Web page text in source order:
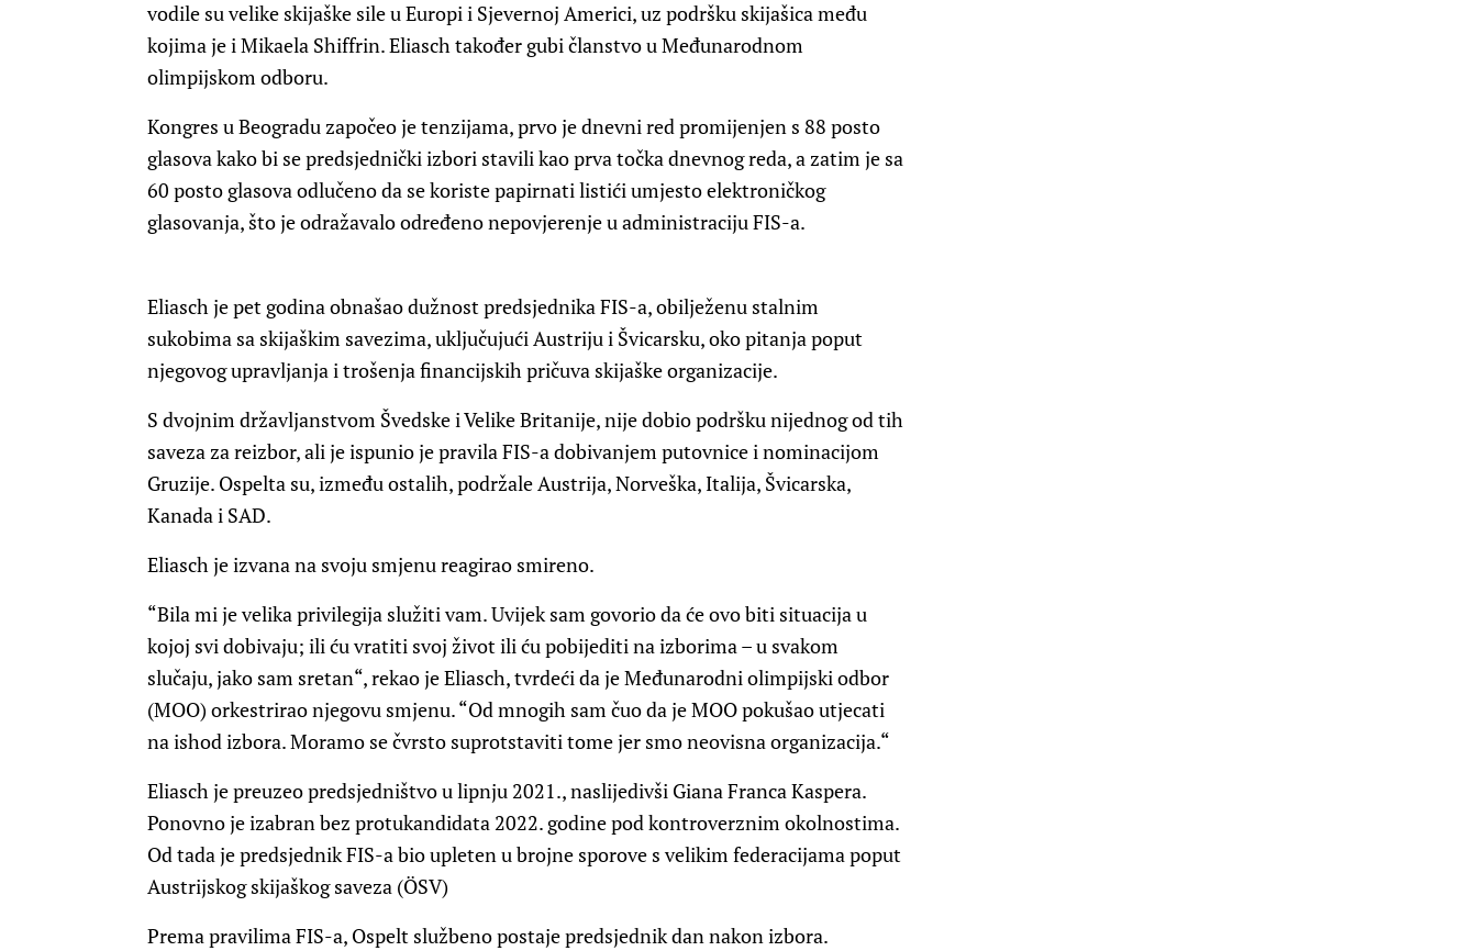
vodile su velike skijaške sile u Europi i Sjevernoj Americi, uz podršku skijašica među
kojima je i Mikaela Shiffrin. Eliasch također gubi članstvo u Međunarodnom
olimpijskom odboru.
Kongres u Beogradu započeo je tenzijama, prvo je dnevni red promijenjen s 88 posto
glasova kako bi se predsjednički izbori stavili kao prva točka dnevnog reda, a zatim je sa
60 posto glasova odlučeno da se koriste papirnati listići umjesto elektroničkog
glasovanja, što je odražavalo određeno nepovjerenje u administraciju FIS-a.
Eliasch je pet godina obnašao dužnost predsjednika FIS-a, obilježenu stalnim
sukobima sa skijaškim savezima, uključujući Austriju i Švicarsku, oko pitanja poput
njegovog upravljanja i trošenja financijskih pričuva skijaške organizacije.
S dvojnim državljanstvom Švedske i Velike Britanije, nije dobio podršku nijednog od tih
saveza za reizbor, ali je ispunio je pravila FIS-a dobivanjem putovnice i nominacijom
Gruzije. Ospelta su, između ostalih, podržale Austrija, Norveška, Italija, Švicarska,
Kanada i SAD.
Eliasch je izvana na svoju smjenu reagirao smireno.
“Bila mi je velika privilegija služiti vam. Uvijek sam govorio da će ovo biti situacija u
kojoj svi dobivaju; ili ću vratiti svoj život ili ću pobijediti na izborima – u svakom
slučaju, jako sam sretan“, rekao je Eliasch, tvrdeći da je Međunarodni olimpijski odbor
(MOO) orkestrirao njegovu smjenu. “Od mnogih sam čuo da je MOO pokušao utjecati
na ishod izbora. Moramo se čvrsto suprotstaviti tome jer smo neovisna organizacija.“
Eliasch je preuzeo predsjedništvo u lipnju 2021., naslijedivši Giana Franca Kaspera.
Ponovno je izabran bez protukandidata 2022. godine pod kontroverznim okolnostima.
Od tada je predsjednik FIS-a bio upleten u brojne sporove s velikim federacijama poput
Austrijskog skijaškog saveza (ÖSV)
Prema pravilima FIS-a, Ospelt službeno postaje predsjednik dan nakon izbora.